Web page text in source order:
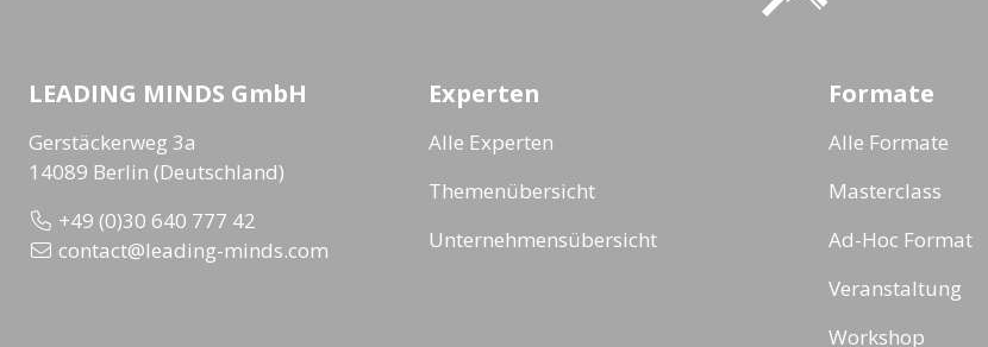
LEADING MINDS GmbH
Gerstäckerweg 3a
14089 Berlin (Deutschland)
+49 (0)30 640 777 42
contact@leading-minds.com
Experten
Alle Experten
Themenübersicht
Unternehmensübersicht
Formate
Alle Formate
Masterclass
Ad-Hoc Format
Veranstaltung
Workshop